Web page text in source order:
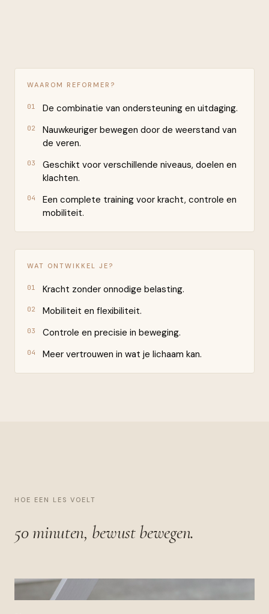
WAAROM REFORMER?
01 De combinatie van ondersteuning en uitdaging.
02
Nauwkeuriger bewegen door de weerstand van
de veren.
03
Geschikt voor verschillende niveaus, doelen en
klachten.
04
Een complete training voor kracht, controle en
mobiliteit.
WAT ONTWIKKEL JE?
01 Kracht zonder onnodige belasting.
02 Mobiliteit en flexibiliteit.
03 Controle en precisie in beweging.
04 Meer vertrouwen in wat je lichaam kan.
HOE EEN LES VOELT
50 minuten, bewust bewegen.